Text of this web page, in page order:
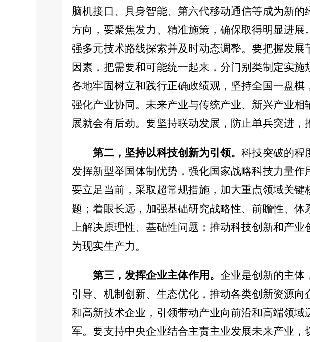
脑机接口、具身智能、第六代移动通信等成为新
方向，要聚焦发力、精准施策，确保取得明显进
强多元技术路线探索并及时动态调整。要把握发
因素，把需要和可能统一起来，分门别类制定实
各地牢固树立和践行正确政绩观，坚持全国一盘
强化产业协同。未来产业与传统产业、新兴产业
展就会有后劲。要坚持联动发展，防止单兵突进，
第二，坚持以科技创新为引领。 科技突破的程
发挥新型举国体制优势，强化国家战略科技力量作
要立足当前，采取超常规措施，加大重点领域关
题；着眼长远，加强基础研究战略性、前瞻性、
上解决原理性、基础性问题；推动科技创新和产
为现实生产力。
第三，发挥企业主体作用。 企业是创新的主体
引导、机制创新、生态优化，推动各类创新资源
和高新技术企业，引领带动产业向前沿和高端领
军。要支持中央企业结合主责主业发展未来产业